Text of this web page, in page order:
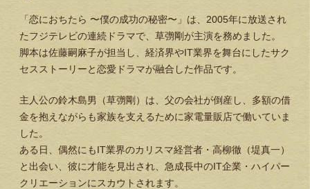
「恋におちたら 〜僕の成功の秘密〜」は、2005年に放送され
たフジテレビの連続ドラマで、草彅剛が主演を務めました。
脚本は佐藤嗣麻子が担当し、経済界やIT業界を舞台にしたサク
セスストーリーと恋愛ドラマが融合した作品です。
主人公の鈴木島男（草彅剛）は、父の会社が倒産し、多額の借
金を抱えながらも家族を支えるために家電量販店で働いていま
した。
ある日、偶然にもIT業界のカリスマ経営者・高柳徹（堤真一）
と出会い、彼に才能を見出され、急成長中のIT企業・ハイパー
クリエーションにスカウトされます。